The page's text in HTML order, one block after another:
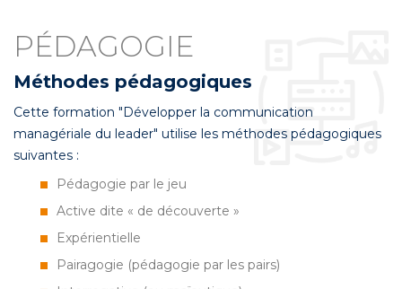
PÉDAGOGIE
Méthodes pédagogiques
Cette formation "Développer la communication
managériale du leader" utilise les méthodes pédagogiques
suivantes :
Pédagogie par le jeu
Active dite « de découverte »
Expérientielle
Pairagogie (pédagogie par les pairs)